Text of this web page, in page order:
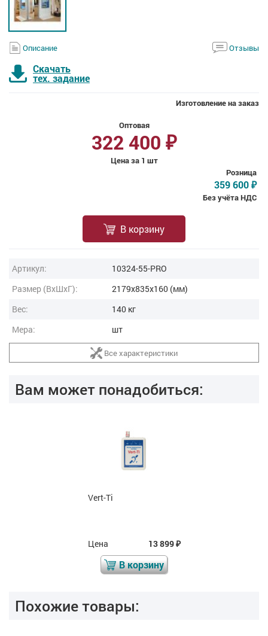
Описание Отзывы
Скачать
тех. задание
Изготовление на заказ
Оптовая
322 400 ₽
Цена за 1 шт
Розница
359 600 ₽
Без учёта НДС
В корзину
Артикул:
10324-55-PRO
Размер (ВxШxГ):
2179x835x160 (мм)
Вес:
140 кг
Мера:
шт
Все характеристики
Вам может понадобиться:
Vert-Ti
Цена 13 899₽
В корзину
Похожие товары: